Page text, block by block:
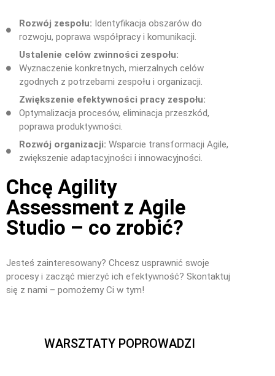
Rozwój zespołu: Identyfikacja obszarów do
rozwoju, poprawa współpracy i komunikacji.
Ustalenie celów zwinności zespołu:
Wyznaczenie konkretnych, mierzalnych celów
zgodnych z potrzebami zespołu i organizacji.
Zwiększenie efektywności pracy zespołu:
Optymalizacja procesów, eliminacja przeszkód,
poprawa produktywności.
Rozwój organizacji: Wsparcie transformacji Agile,
zwiększenie adaptacyjności i innowacyjności.
Chcę Agility
Assessment z Agile
Studio – co zrobić?
Jesteś zainteresowany? Chcesz usprawnić swoje
procesy i zacząć mierzyć ich efektywność? Skontaktuj
się z nami – pomożemy Ci w tym!
WARSZTATY POPROWADZI